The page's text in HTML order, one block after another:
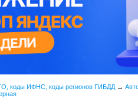
коды ИФНС, коды регионов ГИБДД →